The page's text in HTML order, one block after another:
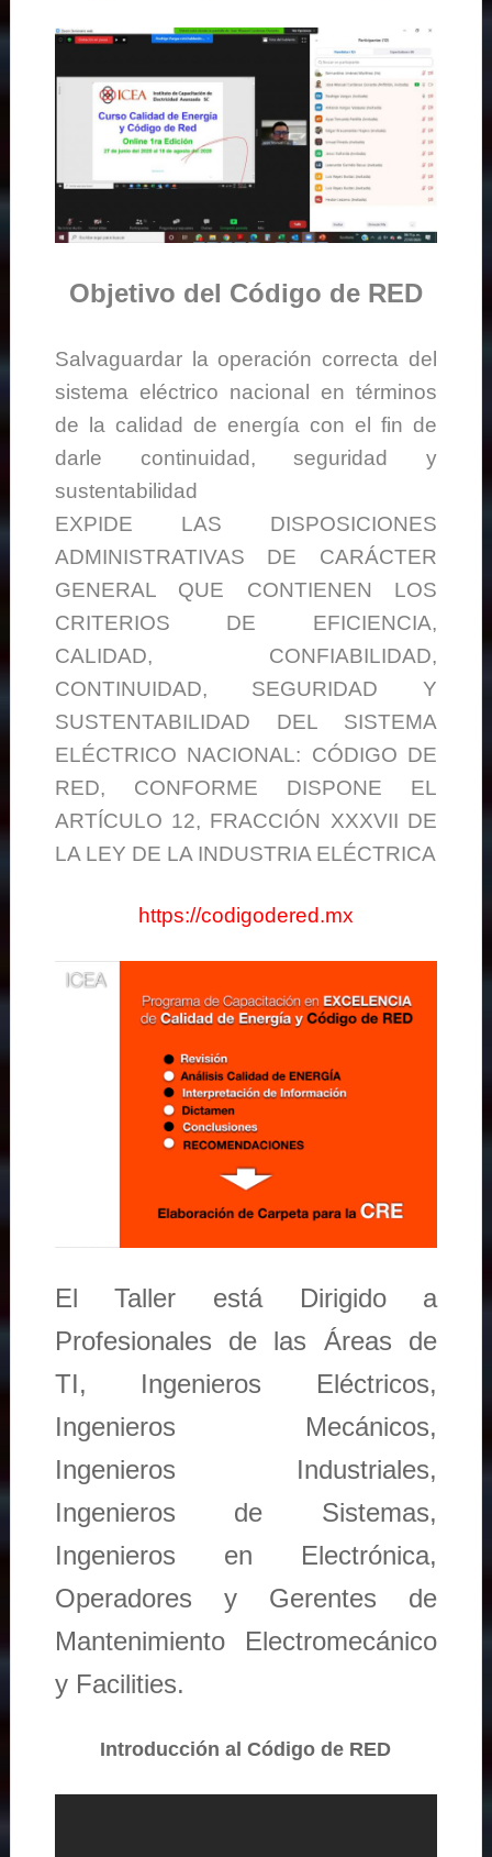
Objetivo del Código de RED
Salvaguardar la operación correcta del
sistema eléctrico nacional en términos
de la calidad de energía con el fin de
darle continuidad, seguridad y
sustentabilidad
EXPIDE LAS DISPOSICIONES
ADMINISTRATIVAS DE CARÁCTER
GENERAL QUE CONTIENEN LOS
CRITERIOS DE EFICIENCIA,
CALIDAD, CONFIABILIDAD,
CONTINUIDAD, SEGURIDAD Y
SUSTENTABILIDAD DEL SISTEMA
ELÉCTRICO NACIONAL: CÓDIGO DE
RED, CONFORME DISPONE EL
ARTÍCULO 12, FRACCIÓN XXXVII DE
LA LEY DE LA INDUSTRIA ELÉCTRICA
https://codigodered.mx
El Taller está Dirigido a
Profesionales de las Áreas de
TI, Ingenieros Eléctricos,
Ingenieros Mecánicos,
Ingenieros Industriales,
Ingenieros de Sistemas,
Ingenieros en Electrónica,
Operadores y Gerentes de
Mantenimiento Electromecánico
y Facilities.
Introducción al Código de RED